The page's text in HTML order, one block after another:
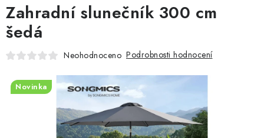
KUCHYŇ A JÍDELNA
LOŽNICE
KANCELÁŘ / PRACOVNA
KOUPELNA A WC
Zahradní slunečník 300 cm
šedá
Neohodnoceno Podrobnosti hodnocení
Novinka